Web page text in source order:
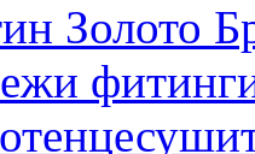
Золото